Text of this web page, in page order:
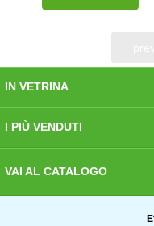
IN VETRINA
I PIÙ VENDUTI
VAI AL CATALOGO